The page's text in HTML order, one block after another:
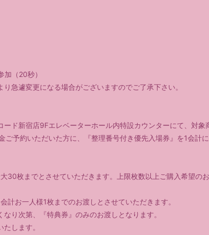
（20秒）
急遽変更になる場合がございますのでご了承下さい。
ド新宿店9Fエレベーターホール内特設カウンターにて、対象
ご予約いただいた方に、『整理番号付き優先入場券』を1会計
30枚までとさせていただきます。上限枚数以上ご購入希望の
計お一人様1枚までのお渡しとさせていただきます。
り次第、『特典券』のみのお渡しとなります。
します。